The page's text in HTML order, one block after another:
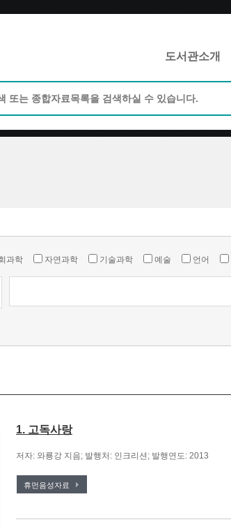
도서관소개
과학 자연과학 기술과학 예술 언어
1. 고독사랑
저자: 와룡강 지음; 발행처: 인크리션; 발행연도: 2013
휴먼음성자료